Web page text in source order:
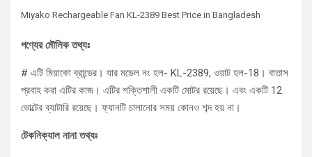
Miyako Rechargeable Fan KL-2389 Best Price in Bangladesh
পণ্যের মৌলিক তথ্যঃ
# এটি মিয়াকো ব্রান্ডের। যার মডেল নং হল- KL-2389, ওয়াট হল-18। বাতাস
প্রবাহ করা এটির কাজ। এটির শক্তিশালী একটি মোটর রয়েছে। এবং একটি 12
ভোল্টের ব্যাটারি রয়েছে। ফ্যানটি চালানোর সময় কোনও শব্দ হয় না।
টেকনিক্যাল নানা তথ্যঃ